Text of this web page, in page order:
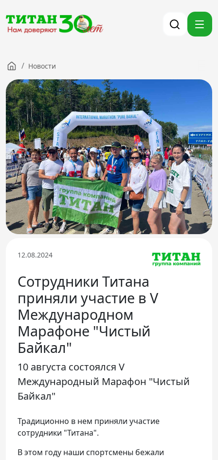
Компания
Партнерам
Тендеры
Вакансии
Новости
Контакты
Версия для слабовидящих
8 (3012) 411-099
Телефон доверия
/ Новости
12.08.2024
Сотрудники Титана
приняли участие в V
Международном
Марафоне "Чистый
Байкал"
10 августа состоялся V
Международный Марафон "Чистый
Байкал"
Традиционно в нем приняли участие
сотрудники "Титана".
В этом году наши спортсмены бежали